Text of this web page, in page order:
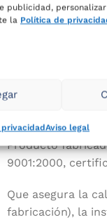
publicidad,
la Política de
Aviso legal
Acabado en
mantenimiento.
Máximo confort
Mayor
extra-
cada parte del
Producto
9001:2000,
Que asegura la
fabricación), la